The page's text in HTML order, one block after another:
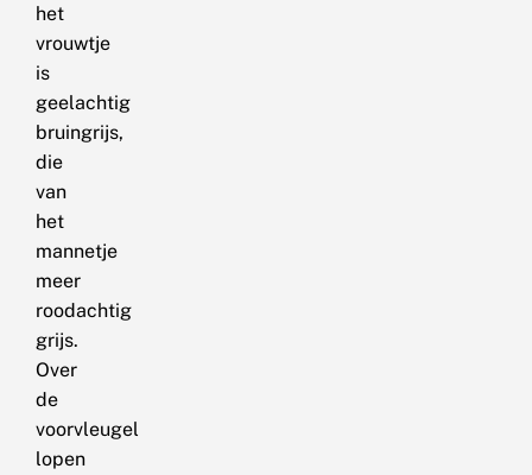
het
vrouwtje
is
geelachtig
bruingrijs,
die
van
het
mannetje
meer
roodachtig
grijs.
Over
de
voorvleugel
lopen